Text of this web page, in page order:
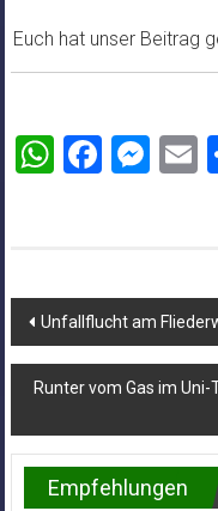
Euch hat unser Beitrag
Unfallflucht am
Runter vom Gas im
Empfehlungen